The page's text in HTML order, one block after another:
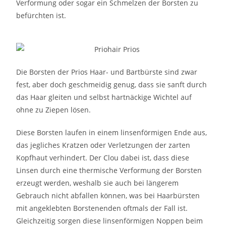
Verformung oder sogar ein Schmelzen der Borsten zu
befürchten ist.
Die Borsten der Prios Haar- und Bartbürste sind zwar
fest, aber doch geschmeidig genug, dass sie sanft durch
das Haar gleiten und selbst hartnäckige Wichtel auf
ohne zu Ziepen lösen.
Diese Borsten laufen in einem linsenförmigen Ende aus,
das jegliches Kratzen oder Verletzungen der zarten
Kopfhaut verhindert. Der Clou dabei ist, dass diese
Linsen durch eine thermische Verformung der Borsten
erzeugt werden, weshalb sie auch bei längerem
Gebrauch nicht abfallen können, was bei Haarbürsten
mit angeklebten Borstenenden oftmals der Fall ist.
Gleichzeitig sorgen diese linsenförmigen Noppen beim